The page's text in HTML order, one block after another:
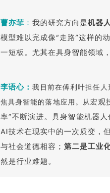
曹亦菲 ： 我的研究方向是机器
模型难以完成像“走路”这样的
一短板。尤其在具身智能领域，
李语心：我目前在傅利叶担任
焦具身智能的落地应用。 从宏观
率”不断演进。具身智能机器人
AI技术在现实中的一次质变，
与社会道德相容； 第二是工业
然是行业难题。